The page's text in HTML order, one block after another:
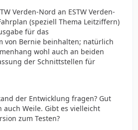
Verden-Nord an ESTW Verden-
(speziell Thema Leitziffern)
für das
von Bernie beinhalten; natürlich
wohl auch an beiden
der Schnittstellen für
der Entwicklung fragen? Gut
Weile. Gibt es vielleicht
zum Testen?